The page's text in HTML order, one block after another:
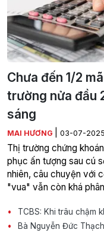
Chưa đến 1/2
trường nửa đầu
sáng
MAI HƯƠNG 03-07-2025
Thị trường chứng
phục ấn tượng sau cú
nhiên, câu chuyện với
"vua" vẫn còn khá
TCBS: Khi trâu chậm
Bà Nguyễn Đức